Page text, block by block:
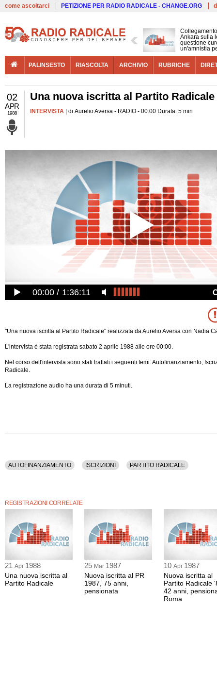
come ascoltarci PETIZIONE PER RADIO RADICALE - CHANGE.ORG
Ankara sulla
questione
un'amnistia
PALINSESTO RIASCOLTA ARCHIVIO RUBRICHE
02
APR
1988
Una nuova iscritta al Partito Radicale
INTERVISTA | di Aurelio Aversa - RADIO - 00:00 Durata: 5 min
00:00 1:36:11
"Una nuova iscritta al Partito Radicale" realizzata da Aurelio Aversa con Nadia
L'intervista è stata registrata sabato 2 aprile 1988 alle ore 00:00.
Nel corso dell'intervista sono stati trattati i seguenti temi: Autofinanziamento,
Radicale.
La registrazione audio ha una durata di 5 minuti.
AUTOFINANZIAMENTO ISCRIZIONI PARTITO RADICALE
REGISTRAZIONI CORRELATE
21 Apr 1988
Una nuova iscritta al
Partito Radicale
25 Mar 1987
Nuova iscritta al PR
1987, 75 anni,
pensionata
10 Apr 1987
Nuova iscritta al
Partito Radicale
42 anni,
Roma